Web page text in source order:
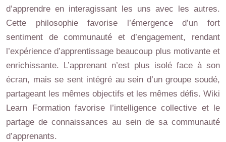
d’apprendre en interagissant les uns avec les autres.
Cette philosophie favorise l’émergence d’un fort
sentiment de communauté et d’engagement, rendant
l’expérience d’apprentissage beaucoup plus motivante et
enrichissante. L’apprenant n’est plus isolé face à son
écran, mais se sent intégré au sein d’un groupe soudé,
partageant les mêmes objectifs et les mêmes défis. Wiki
Learn Formation favorise l’intelligence collective et le
partage de connaissances au sein de sa communauté
d’apprenants.